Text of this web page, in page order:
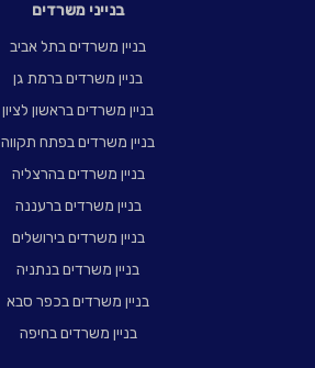
בנייני משרדים
בניין משרדים בתל אביב
בניין משרדים ברמת גן
בניין משרדים בראשון לציון
בניין משרדים בפתח תקווה
בניין משרדים בהרצליה
בניין משרדים ברעננה
בניין משרדים בירושלים
בניין משרדים בנתניה
בניין משרדים בכפר סבא
בניין משרדים בחיפה